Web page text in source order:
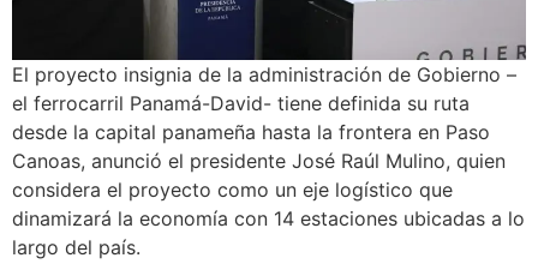
El proyecto insignia de la administración de Gobierno –
el ferrocarril Panamá-David- tiene definida su ruta
desde la capital panameña hasta la frontera en Paso
Canoas, anunció el presidente José Raúl Mulino, quien
considera el proyecto como un eje logístico que
dinamizará la economía con 14 estaciones ubicadas a lo
largo del país.